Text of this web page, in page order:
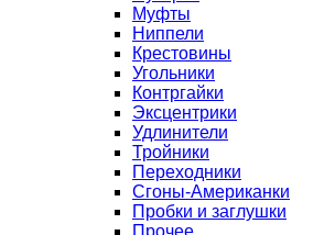
Муфты
Ниппели
Крестовины
Угольники
Контргайки
Эксцентрики
Удлинители
Тройники
Переходники
Сгоны-Американки
Пробки и заглушки